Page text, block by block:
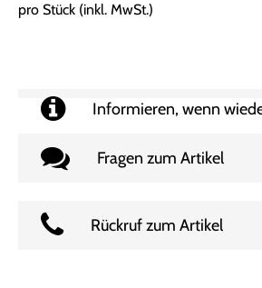
pro Stück (inkl. MwSt.)
Informieren, wenn
Fragen zum Artikel
Rückruf zum Artikel